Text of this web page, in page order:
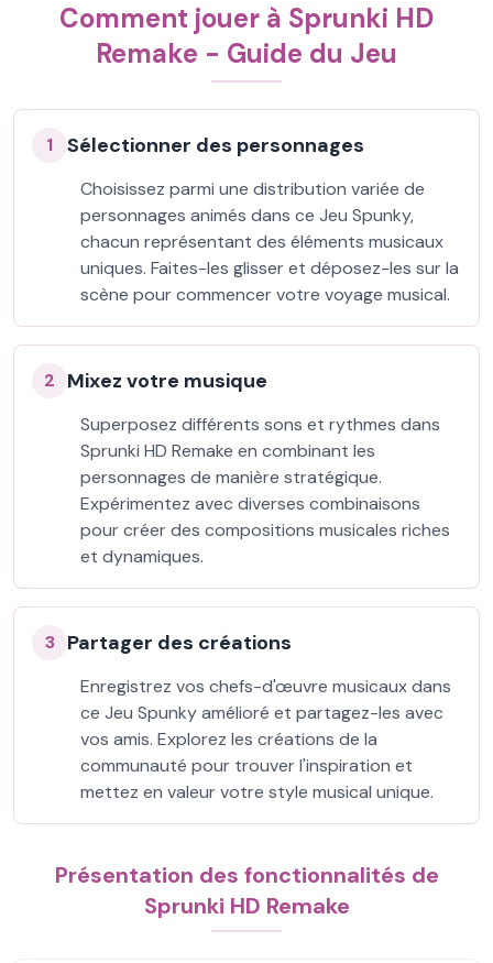
Comment jouer à Sprunki HD
Remake - Guide du Jeu
1 Sélectionner des personnages
Choisissez parmi une distribution variée de
personnages animés dans ce Jeu Spunky,
chacun représentant des éléments musicaux
uniques. Faites-les glisser et déposez-les sur la
scène pour commencer votre voyage musical.
2 Mixez votre musique
Superposez différents sons et rythmes dans
Sprunki HD Remake en combinant les
personnages de manière stratégique.
Expérimentez avec diverses combinaisons
pour créer des compositions musicales riches
et dynamiques.
3 Partager des créations
Enregistrez vos chefs-d'œuvre musicaux dans
ce Jeu Spunky amélioré et partagez-les avec
vos amis. Explorez les créations de la
communauté pour trouver l'inspiration et
mettez en valeur votre style musical unique.
Présentation des fonctionnalités de
Sprunki HD Remake